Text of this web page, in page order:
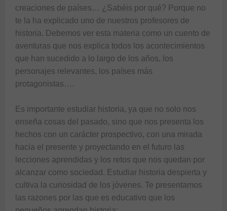
creaciones de países… ¿Sabéis por qué? Porque no
te la ha explicado uno de nuestros profesores de
historia. Debemos ver esta materia como un cuento de
aventuras que nos explica todos los acontecimientos
que han sucedido a lo largo de los años, los
personajes relevantes, los países más
protagonistas….
Es importante estudiar historia, ya que no solo nos
enseña cosas del pasado, sino que nos presenta los
hechos con un carácter prospectivo, con una mirada
hacia el presente y proyectando en el futuro las
lecciones aprendidas y los retos que nos quedan por
alcanzar como sociedad. Estudiar historia despierta y
cultiva la curiosidad de los jóvenes. Te presentamos
las razones por las que es educativo que los